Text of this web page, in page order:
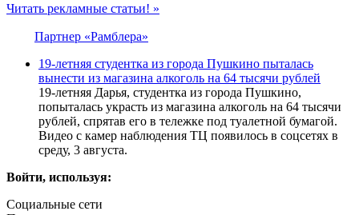
Читать рекламные статьи! »
Партнер «Рамблера»
19-летняя студентка из города Пушкино пыталась
вынести из магазина алкоголь на 64 тысячи рублей
19-летняя Дарья, студентка из города Пушкино,
попыталась украсть из магазина алкоголь на 64 тысячи
рублей, спрятав его в тележке под туалетной бумагой.
Видео с камер наблюдения ТЦ появилось в соцсетях в
среду, 3 августа.
Войти, используя:
Социальные сети